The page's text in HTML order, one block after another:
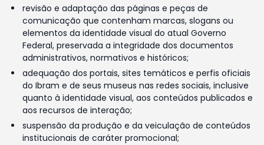
revisão e adaptação das páginas e peças de
comunicação que contenham marcas, slogans ou
elementos da identidade visual do atual Governo
Federal, preservada a integridade dos documentos
administrativos, normativos e históricos;
adequação dos portais, sites temáticos e perfis oficiais
do Ibram e de seus museus nas redes sociais, inclusive
quanto à identidade visual, aos conteúdos publicados e
aos recursos de interação;
suspensão da produção e da veiculação de conteúdos
institucionais de caráter promocional;